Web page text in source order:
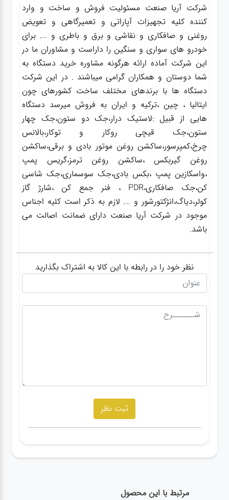
شرکت آریا صنعت مسئولیت فروش و ساخت و وارد
کننده کلیه تجهیزات آپاراتی و تعمیرگاهی و تعویض
روغنی و صافکاری و نقاشی و برق و باطری و …. برای
خودرو های سواری و سنگین را داراست و مشاوران ما در
این شرکت آماده ارائه هرگونه مشاوره خرید دستگاه به
شما دوستان و همکاران گرامی میباشند . در این شرکت
دستگاه ها با برندهای مختلف ساخت کشورهای چون
ایتالیا ، چین ،ترکیه و ایران به فروش میرسد دستگاه
هایی از قبیل :لاستیک درار،جک دو ستون،جک چهار
ستون،جک قیچی روکار و توکار،بالانس
چرخ،کمپرسور،ساکشن روغن موتور بادی و برقی،ساکشن
روغن گیربکس ،ساکشن روغن ترمز،گریس پمپ
،واسکازین پمپ ،بکس بادی،جک سوسماری،جک شاسی
کن،جک صافکاری،PDR ، فنر جمع کن ،شارژ گاز
کولر،دیاگ،انژکتورشور و …. لازم به ذکر است کلیه اجناس
موجود در شرکت آریا صنعت دارای ضمانت اصالت می
باشد.
نظر خود را در رابطه با این کالا به اشتراک بگذارید
مرتبط با این محصول